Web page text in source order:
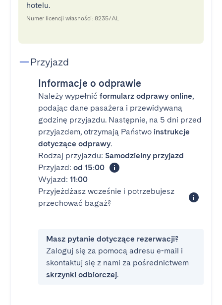
hotelu.
Numer licencji własności: 8235/AL
Przyjazd
Informacje o odprawie
Należy wypełnić formularz odprawy online,
podając dane pasażera i przewidywaną
godzinę przyjazdu. Następnie, na 5 dni przed
przyjazdem, otrzymają Państwo instrukcje
dotyczące odprawy.
Rodzaj przyjazdu: Samodzielny przyjazd
Przyjazd: od 15:00
Wyjazd: 11:00
Przyjeżdżasz wcześnie i potrzebujesz
przechować bagaż?
Masz pytanie dotyczące rezerwacji?
Zaloguj się za pomocą adresu e-mail i
skontaktuj się z nami za pośrednictwem
skrzynki odbiorczej.